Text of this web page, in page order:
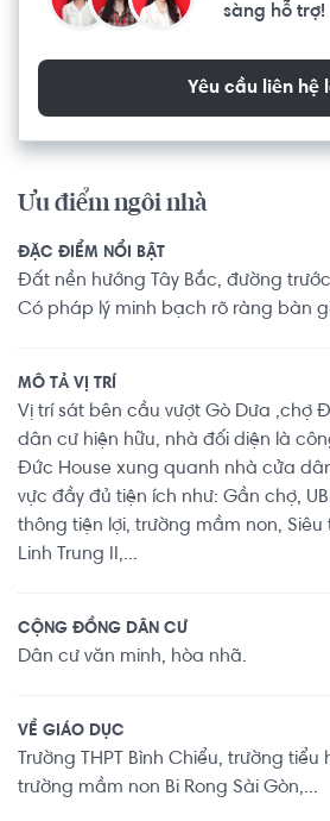
sàng hỗ trợ!
Yêu cầu liên hệ
Ưu điểm ngôi nhà
ĐẶC ĐIỂM NỔI BẬT
Đất nền hướng Tây Bắc, đường
Có pháp lý minh bạch rõ ràng bàn
MÔ TẢ VỊ TRÍ
Vị trí sát bên cầu vượt Gò Dưa ,chợ
dân cư hiện hữu, nhà đối diện là
Đức House xung quanh nhà cửa
vực đầy đủ tiện ích như: Gần chợ,
thông tiện lợi, trường mầm non, Siêu
Linh Trung II,...
CỘNG ĐỒNG DÂN CƯ
Dân cư văn minh, hòa nhã.
VỀ GIÁO DỤC
Trường THPT Bình Chiểu, trường
trường mầm non Bi Rong Sài Gòn,...